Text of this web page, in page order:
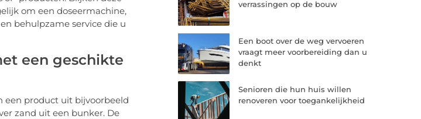
om een doseermachine,
behulpzame service die u
een geschikte
een product uit bijvoorbeeld
zand uit een bunker. De
verrassingen op de bouw
Een boot over de weg vervoeren
vraagt meer voorbereiding dan u
denkt
Senioren die hun huis willen
renoveren voor toegankelijkheid